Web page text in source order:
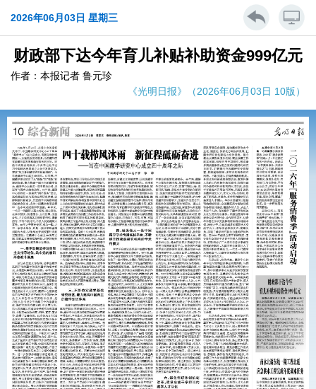
2026年06月03日 星期三
财政部下达今年育儿补贴补助资金999亿元
作者：本报记者 鲁元珍
《光明日报》（2026年06月03日 10版）